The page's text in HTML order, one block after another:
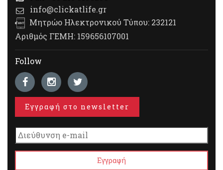
info@clickatlife.gr
Μητρώο Ηλεκτρονικού Τύπου: 232121
Αριθμός ΓΕΜΗ: 159656107001
Follow
Εγγραφή στο newsletter